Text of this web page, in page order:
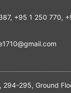
, +95 1 250 770,
294-295, Ground